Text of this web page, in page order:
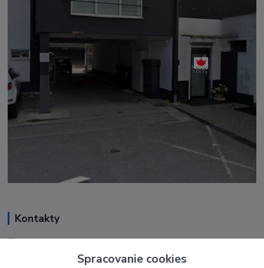
Kontakty
+421 948 050 205
Spracovanie cookies